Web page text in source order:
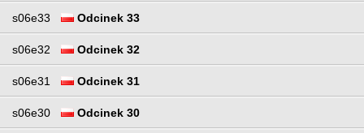
s06e33 Odcinek 33
s06e32 Odcinek 32
s06e31 Odcinek 31
s06e30 Odcinek 30